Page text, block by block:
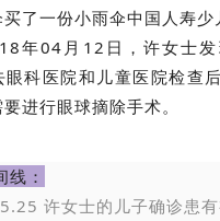
了一份小雨伞中国人寿少
年04月12日，许女士发
眼科医院和儿童医院检查
进行眼球摘除手术。
线：
许女士的儿子确诊患